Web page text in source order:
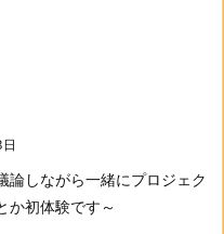
論しながら一緒にプロジェク
か初体験です～